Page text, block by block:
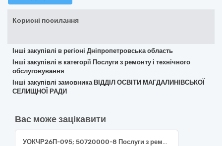
Корисні посилання
Інші закупівлі в регіоні Дніпропетровська область
Інші закупівлі в категорії Послуги з ремонту і технічного
обслуговування
Інші закупівлі замовника ВІДДІЛ ОСВІТИ МАГДАЛИНІВСЬКОЇ
СЕЛИЩНОЇ РАДИ
Вас може зацікавити
УОКЧР26П-095; 50720000-8 Послуги з ремонту і технічного обслуговування систем центрального опалення (Послуги з ремонту і ТО котелень)